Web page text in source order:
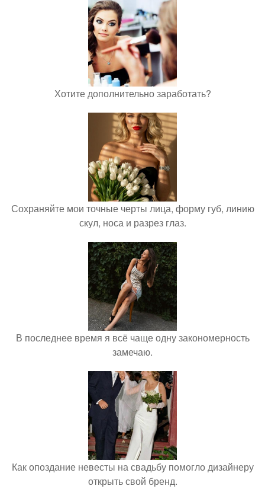
Хотите дополнительно заработать?
Сохраняйте мои точные черты лица, форму губ, линию
скул, носа и разрез глаз.
В последнее время я всё чаще одну закономерность
замечаю.
Как опоздание невесты на свадьбу помогло дизайнеру
открыть свой бренд.